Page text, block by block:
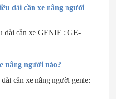
dài cần xe nâng người
dài cần xe GENIE : GE-
nâng người nào?
cần xe nâng người genie: